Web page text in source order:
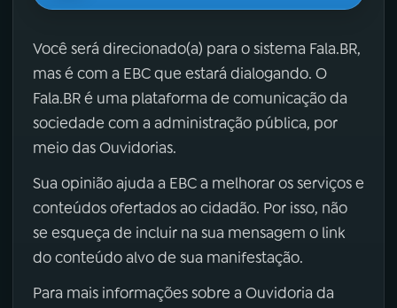
Você será direcionado(a) para o sistema Fala.BR,
mas é com a EBC que estará dialogando. O
Fala.BR é uma plataforma de comunicação da
sociedade com a administração pública, por
meio das Ouvidorias.
Sua opinião ajuda a EBC a melhorar os serviços e
conteúdos ofertados ao cidadão. Por isso, não
se esqueça de incluir na sua mensagem o link
do conteúdo alvo de sua manifestação.
Para mais informações sobre a Ouvidoria da